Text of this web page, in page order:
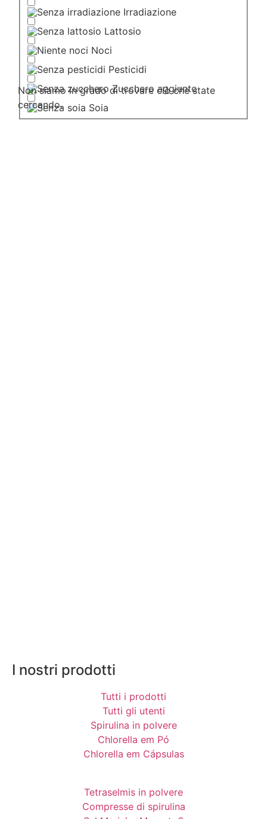
Irradiazione
Lattosio
Noci
Pesticidi
Zucchero aggiunto
Soia
Non siamo in grado di trovare ciò che state
cercando.
I nostri prodotti
Tutti i prodotti
Tutti gli utenti
Spirulina in polvere
Chlorella em Pó
Chlorella em Cápsulas
Tetraselmis in polvere
Compresse di spirulina